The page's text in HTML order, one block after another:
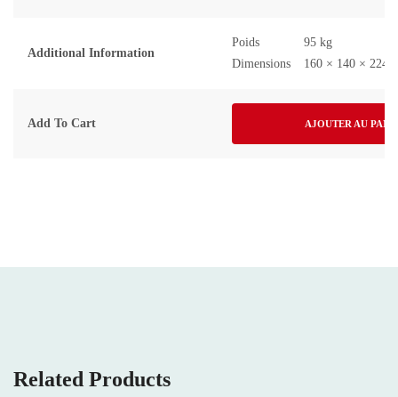
Additional Information
Poids
95 kg
Dimensions
160 × 140 × 224
Add To Cart AJOUTER AU
Related Products